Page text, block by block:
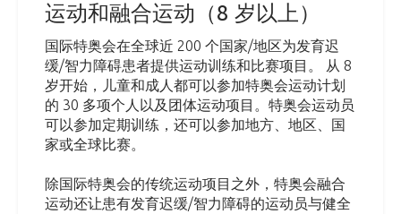
运动和融合运动（8 岁以上）
国际特奥会在全球近 200 个国家/地区为发育迟
缓/智力障碍患者提供运动训练和比赛项目。 从 8
岁开始，儿童和成人都可以参加特奥会运动计划
的 30 多项个人以及团体运动项目。特奥会运动员
可以参加定期训练，还可以参加地方、地区、国
家或全球比赛。
除国际特奥会的传统运动项目之外，特奥会融合
运动还让患有发育迟缓/智力障碍的运动员与健全